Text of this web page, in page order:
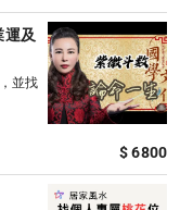
運及
並找
$ 6800